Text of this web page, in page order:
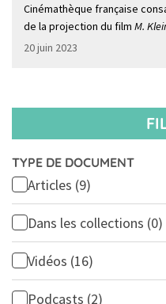
Cinémathèque française
de la projection du film M.
20 juin 2023
TYPE DE DOCUMENT
Articles (9)
Dans les collections (0)
Vidéos (16)
Podcasts (2)